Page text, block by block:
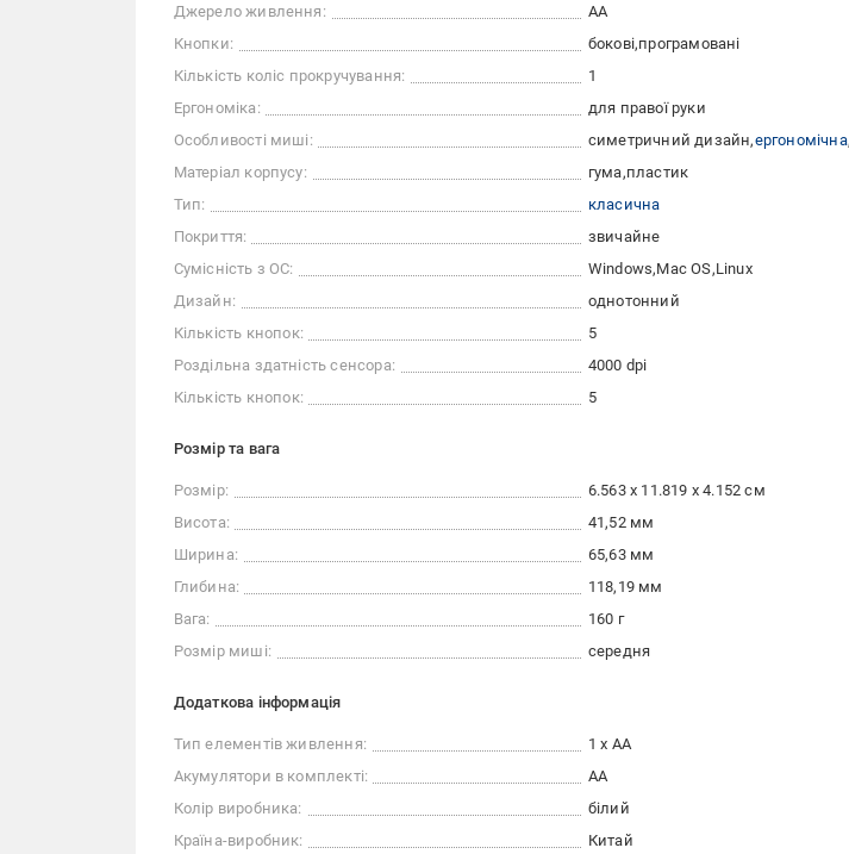
Джерело живлення:
AА
Кнопки:
бокові програмовані
Кількість коліс прокручування:
1
Ергономіка:
для правої руки
Особливості миші:
симетричний дизайн ергономічна
Матеріал корпусу:
гума пластик
Тип:
класична
Покриття:
звичайне
Сумісність з ОС:
Windows Mac OS Linux
Дизайн:
однотонний
Кількість кнопок:
5
Роздільна здатність сенсора:
4000 dpi
Кількість кнопок:
5
Розмір та вага
Розмір:
6.563 x 11.819 x 4.152 см
Висота:
41,52 мм
Ширина:
65,63 мм
Глибина:
118,19 мм
Вага:
160 г
Розмір миші:
середня
Додаткова інформація
Тип елементів живлення:
1 х AA
Акумулятори в комплекті:
AA
Колір виробника:
білий
Країна-виробник:
Китай